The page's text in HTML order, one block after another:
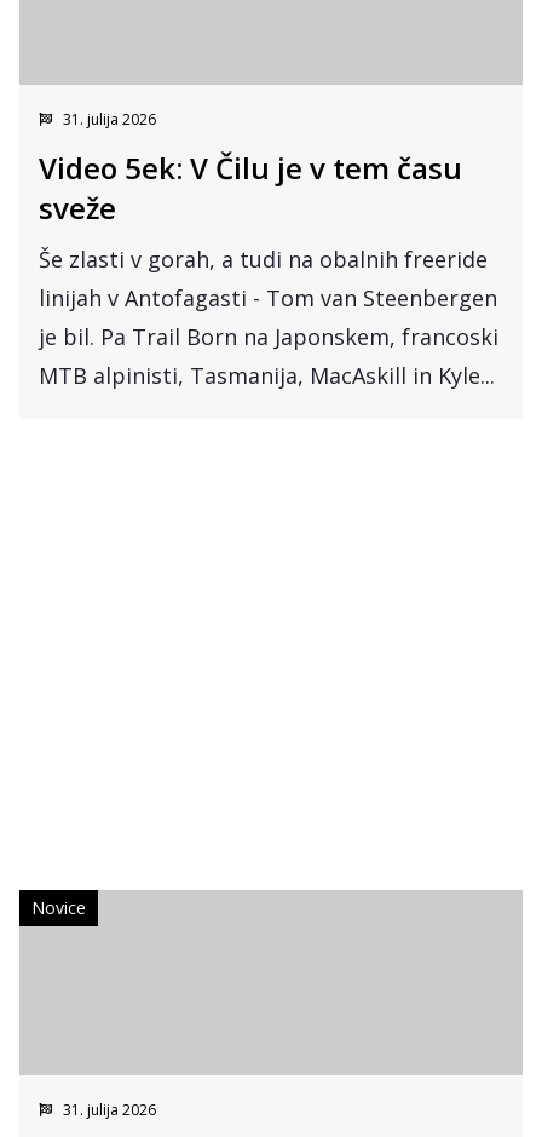
31. julija 2026
Video 5ek: V Čilu je v tem času
sveže
Še zlasti v gorah, a tudi na obalnih freeride
linijah v Antofagasti - Tom van Steenbergen
je bil. Pa Trail Born na Japonskem, francoski
MTB alpinisti, Tasmanija, MacAskill in Kyle...
31. julija 2026
Novice